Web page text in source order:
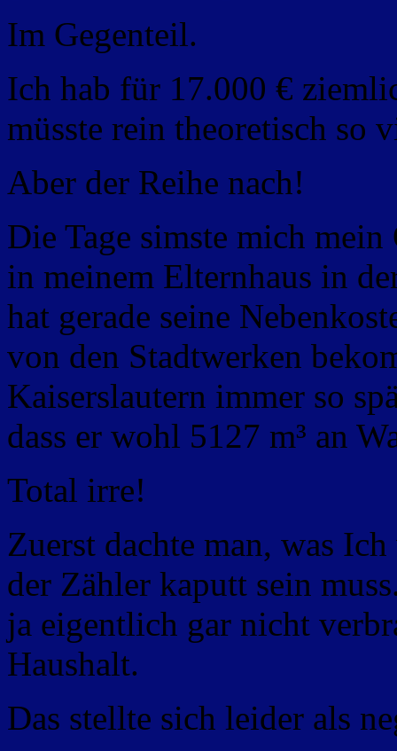
Im Gegenteil.
Ich hab für 17.000 €
müsste rein theoretisch so
Aber der Reihe nach!
Die Tage simste mich
in meinem Elternhaus in
hat gerade seine
von den Stadtwerken
Kaiserslautern immer so
dass er wohl 5127 m³ an
Total irre!
Zuerst dachte man, was
der Zähler kaputt sein
ja eigentlich gar nicht
Haushalt.
Das stellte sich leider als